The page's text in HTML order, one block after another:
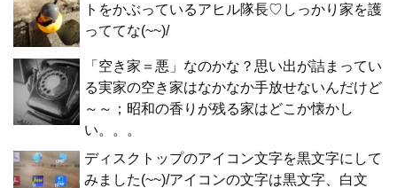
トをかぶっているアヒル隊長♡しっかり家を護
っててな(~~)/
「空き家＝悪」なのかな？思い出が詰まってい
る実家の空き家はなかなか手放せないんだけど
～～；昭和の香りが残る家はどこか懐かし
い。。。
ディスクトップのアイコン文字を黒文字にして
みました(~~)/アイコンの文字は黒文字、白文